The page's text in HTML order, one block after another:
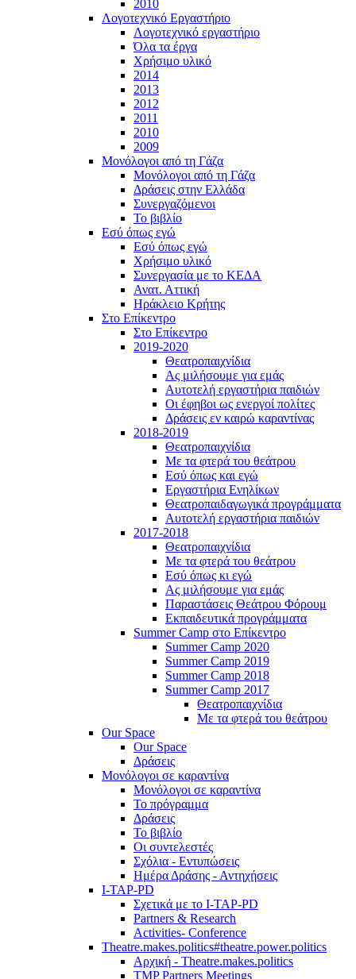
2010
Λογοτεχνικό Εργαστήριο
Λογοτεχνικό εργαστήριο
Όλα τα έργα
Χρήσιμο υλικό
2014
2013
2012
2011
2010
2009
Μονόλογοι από τη Γάζα
Μονόλογοι από τη Γάζα
Δράσεις στην Ελλάδα
Συνεργαζόμενοι
To βιβλίο
Εσύ όπως εγώ
Εσύ όπως εγώ
Χρήσιμο υλικό
Συνεργασία με το ΚΕΔΑ
Ανατ. Αττική
Ηράκλειο Κρήτης
Στο Επίκεντρο
Στο Επίκεντρο
2019-2020
Θεατροπαιχνίδια
Ας μιλήσουμε για εμάς
Αυτοτελή εργαστήρια παιδιών
Οι έφηβοι ως ενεργοί πολίτες
Δράσεις εν καιρώ καραντίνας
2018-2019
Θεατροπαιχνίδια
Με τα φτερά του θεάτρου
Εσύ όπως και εγώ
Εργαστήρια Ενηλίκων
Θεατροπαιδαγωγικά προγράμματα
Αυτοτελή εργαστήρια παιδιών
2017-2018
Θεατροπαιχνίδια
Με τα φτερά του θεάτρου
Εσύ όπως κι εγώ
Ας μιλήσουμε για εμάς
Παραστάσεις Θεάτρου Φόρουμ
Εκπαιδευτικά προγράμματα
Summer Camp στο Επίκεντρο
Summer Camp 2020
Summer Camp 2019
Summer Camp 2018
Summer Camp 2017
Θεατροπαιχνίδια
Με τα φτερά του θεάτρου
Our Space
Our Space
Δράσεις
Μονόλογοι σε καραντίνα
Μονόλογοι σε καραντίνα
Το πρόγραμμα
Δράσεις
Το βιβλίο
Οι συντελεστές
Σχόλια - Εντυπώσεις
Ημέρα Δράσης - Αντηχήσεις
I-TAP-PD
Σχετικά με το I-TAP-PD
Partners & Research
Activities- Conference
Theatre.makes.politics#theatre.power.politics
Αρχική - Theatre.makes.politics
TMP Partners Meetings